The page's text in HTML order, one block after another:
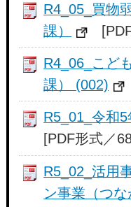
R4_05_買物
課）
R4_06_こど
課） (002)
R5_01_令和
[PDF形式／
R5_02_活用
ン事業（つ